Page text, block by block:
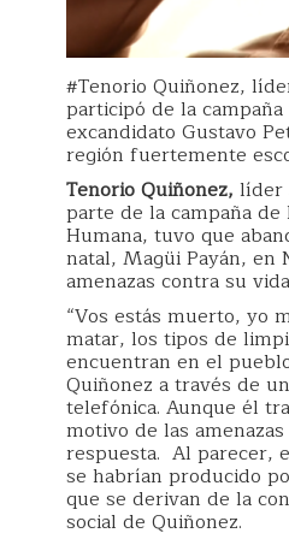
#Tenorio Quiñonez,
participó de la
excandidato Gustavo
región fuertemente
Tenorio Quiñonez, líder
parte de la campaña de
Humana, tuvo que
natal, Magüi Payán, en
amenazas contra su
“Vos estás muerto, yo
matar, los tipos de
encuentran en el
Quiñonez a través de
telefónica. Aunque él
motivo de las
respuesta. Al parecer,
se habrían producido
que se derivan de la
social de Quiñonez.